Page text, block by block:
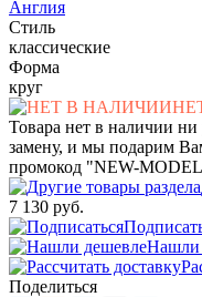
Англия
Стиль
классические
Форма
круг
Товара нет в наличии
замену, и мы подарим
промокод "NEW-
7 130 руб.
Нашли
Поделиться